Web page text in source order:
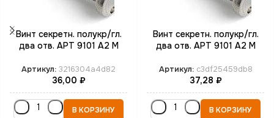
Винт секретн. полукр/гл.
два отв. АРТ 9101 А2 M
Артикул: 3216304a4d82
36,00 ₽
В КОРЗИНУ
Винт секретн. полукр/гл.
два отв. АРТ 9101 А2 M
Артикул: c3df25459db8
37,28 ₽
В КОРЗИНУ